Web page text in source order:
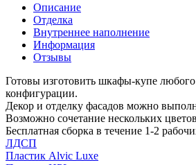
Описание
Отделка
Внутреннее наполнение
Информация
Отзывы
Готовы изготовить шкафы-купе любого
конфигурации.
Декор и отделку фасадов можно
Возможно сочетание нескольких
Бесплатная сборка в течение 1-2
ЛДСП
Пластик Alvic Luxe